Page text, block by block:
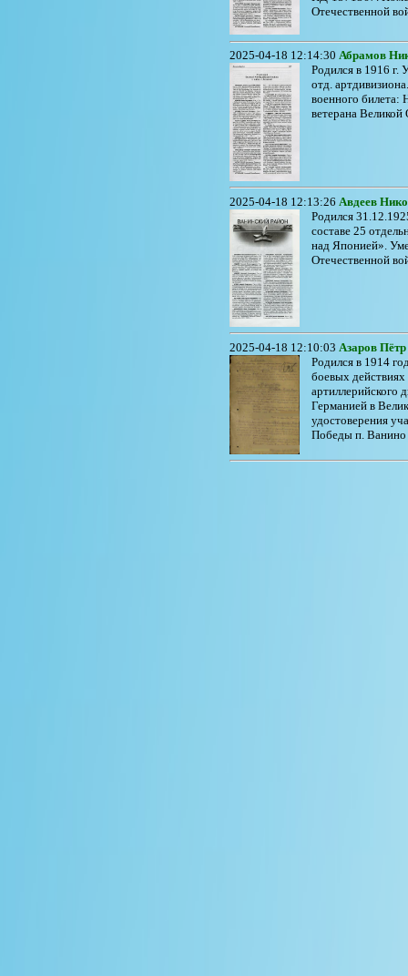
Отечественной
2025-04-18 12:14:30 Абрамов
Родился в 1916 г.
отд.
военного
ветерана
2025-04-18 12:13:26 Авдеев
Родился
составе 25
над Японией».
Отечественной
2025-04-18 12:10:03 Азаров
Родился в 1914
боевых
артиллерийского
Германией в
удостоверения
Победы п. Ванино